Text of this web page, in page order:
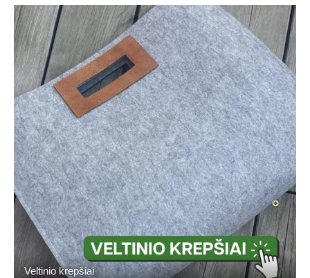
Veltinio krepšiai